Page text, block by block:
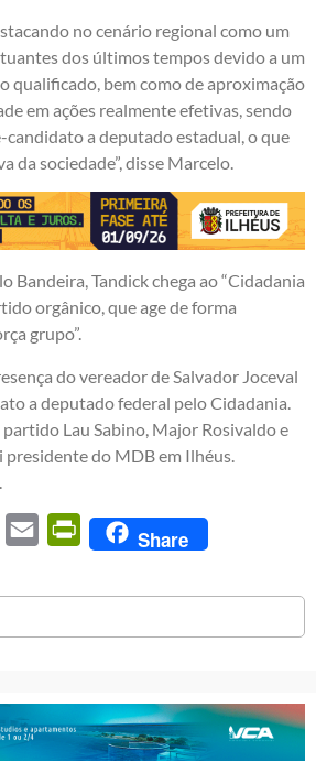
no cenário regional como um
dos últimos tempos devido a um
qualificado, bem como de aproximação
em ações realmente efetivas, sendo
a deputado estadual, o que
da sociedade”, disse Marcelo.
Bandeira, Tandick chega ao “Cidadania
orgânico, que age de forma
grupo”.
do vereador de Salvador Joceval
a deputado federal pelo Cidadania.
Lau Sabino, Major Rosivaldo e
presidente do MDB em Ilhéus.
Twitter Email PrintFriendly
Share